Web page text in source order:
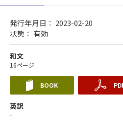
発行年月日： 2023-02-20
状態： 有効
和文
16ページ
BOOK
英訳
-